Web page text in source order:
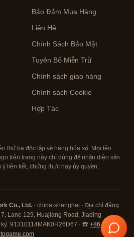
Bảo Đảm Mua Hàng
Liên Hệ
Chính Sách Bảo Mật
Tuyên Bố Miễn Trừ
Chính sách giao hàng
Chính sách Cookie
Hợp Tác
thứ ba độc lập về hàng hóa số. Mọi tên
trên trang này chỉ dùng để nhận diện sản
liên kết, chứng thực hay ủy quyền.
Co., Ltd. · china·shanghai · Địa chỉ đăng
7, Lane 129, Huajiang Road, Jiading
91310114MAK0H26D67 · ☎ +86